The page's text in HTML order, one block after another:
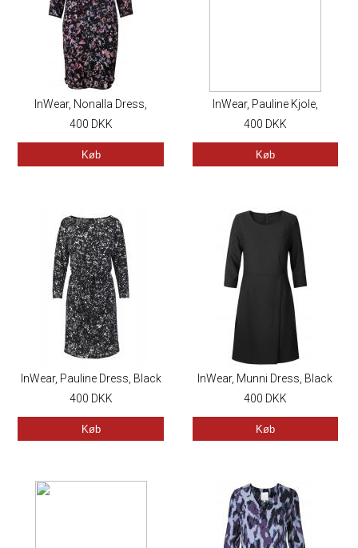
InWear, Nonalla Dress,
Pattern
400 DKK
Køb
InWear, Pauline Kjole,
M�nstret
400 DKK
Køb
InWear, Pauline Dress, Black
400 DKK
Køb
InWear, Munni Dress, Black
400 DKK
Køb